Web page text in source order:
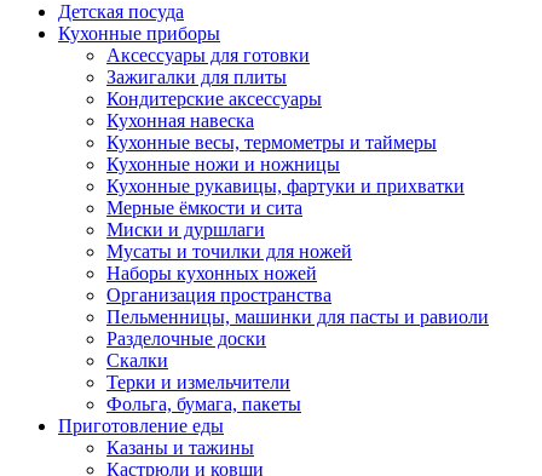
Детская посуда
Кухонные приборы
Аксессуары для готовки
Зажигалки для плиты
Кондитерские аксессуары
Кухонная навеска
Кухонные весы, термометры и таймеры
Кухонные ножи и ножницы
Кухонные рукавицы, фартуки и прихватки
Мерные ёмкости и сита
Миски и дуршлаги
Мусаты и точилки для ножей
Наборы кухонных ножей
Организация пространства
Пельменницы, машинки для пасты и равиоли
Разделочные доски
Скалки
Терки и измельчители
Фольга, бумага, пакеты
Приготовление еды
Казаны и тажины
Кастрюли и ковши